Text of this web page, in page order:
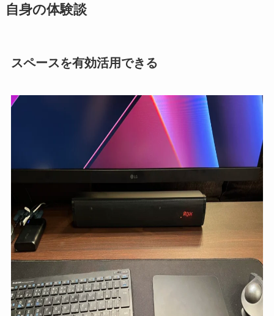
自身の体験談
スペースを有効活用できる